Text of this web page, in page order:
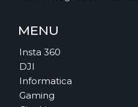
MENU
Insta 360
DJI
Informatica
Gaming